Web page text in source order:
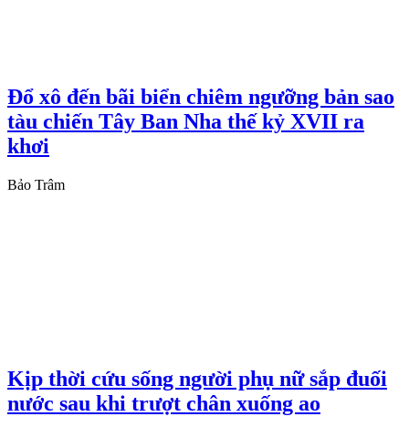
Đổ xô đến bãi biển chiêm ngưỡng bản sao
tàu chiến Tây Ban Nha thế kỷ XVII ra
khơi
Bảo Trâm
Kịp thời cứu sống người phụ nữ sắp đuối
nước sau khi trượt chân xuống ao